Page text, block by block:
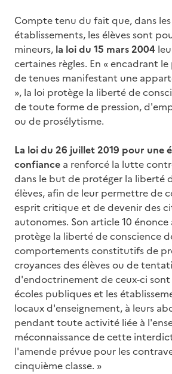
Compte tenu du fait que, dans
établissements, les élèves sont
mineurs, la loi du 15 mars 2004
certaines règles. En « encadrant
de tenues manifestant une
», la loi protège la liberté de
de toute forme de pression,
ou de prosélytisme.
La loi du 26 juillet 2019 pour une
confiance a renforcé la lutte
dans le but de protéger la liberté
élèves, afin de leur permettre de
esprit critique et de devenir des
autonomes. Son article 10 énonce
protège la liberté de conscience
comportements constitutifs de
croyances des élèves ou de
d'endoctrinement de ceux-ci
écoles publiques et les
locaux d'enseignement, à leurs
pendant toute activité liée à
méconnaissance de cette
l'amende prévue pour les
cinquième classe. »